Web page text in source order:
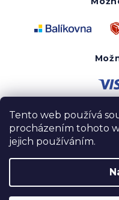
Tento web používá
procházením tohoto
jejich používáním.
Copyright 2020 -